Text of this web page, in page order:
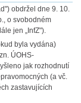
obdržel dne 9. 10.
o svobodném
jen „InfZ").
byla vydána)
ÚOHS-
jak rozhodnutí
(a vč.
zastavujících